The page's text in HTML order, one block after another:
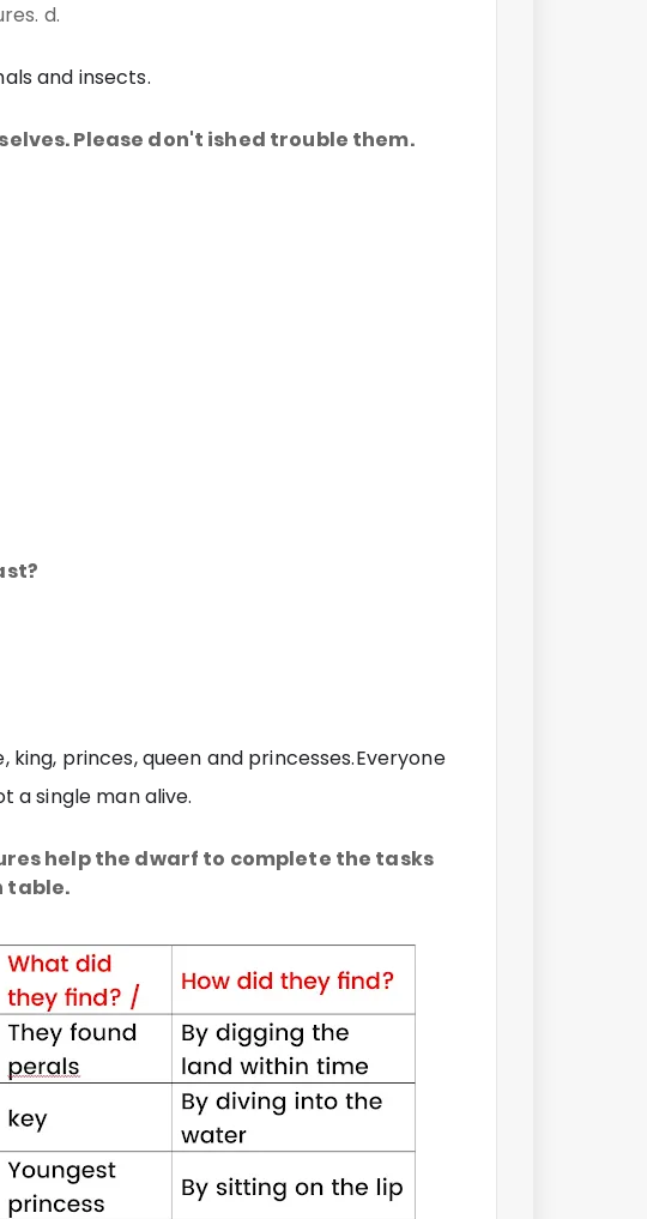
d.
and insects.
Please don't ished trouble them.
king, princes, queen and princesses.Everyone
a single man alive.
help the dwarf to complete the tasks
table.